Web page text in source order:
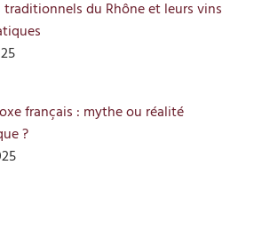
traditionnels du Rhône et leurs vins
français : mythe ou réalité
?